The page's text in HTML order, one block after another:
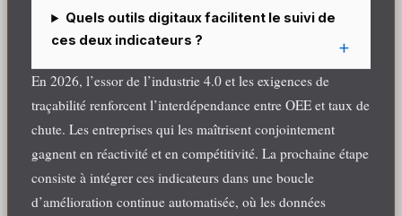
Quels outils digitaux facilitent le suivi de
ces deux indicateurs ?
En 2026, l’essor de l’industrie 4.0 et les exigences de
traçabilité renforcent l’interdépendance entre OEE et taux de
chute. Les entreprises qui les maîtrisent conjointement
gagnent en réactivité et en compétitivité. La prochaine étape
consiste à intégrer ces indicateurs dans une boucle
d’amélioration continue automatisée, où les données